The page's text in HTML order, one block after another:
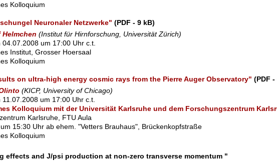
Kolloquium
Neuronaler Netzwerke" (PDF - 9 kB)
(Institut für Hirnforschung, Universität Zürich)
04.07.2008 um 17:00 Uhr c.t.
Institut, Grosser Hoersaal
Kolloquium
on ultra-high energy cosmic rays from the Pierre Auger Observatory" (PDF -
(KICP, University of Chicago)
11.07.2008 um 17:00 Uhr c.t.
Kolloquium mit der Universität Karlsruhe und dem Forschungszentrum
Karlsruhe, FTU Aula
15:30 Uhr ab ehem. "Vetters Brauhaus", Brückenkopfstraße
Kolloquium
effects and J/psi production at non-zero transverse momentum "